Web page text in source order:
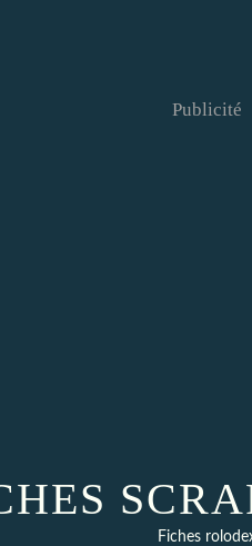
Publicité
Fiches